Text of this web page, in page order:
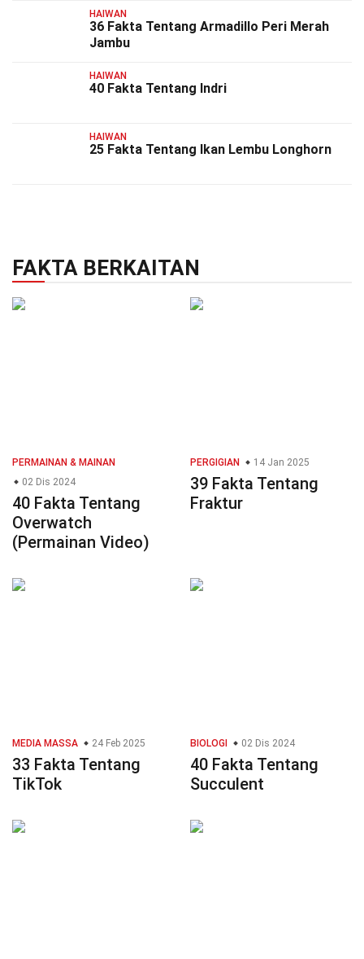
HAIWAN
36 Fakta Tentang Armadillo Peri Merah
Jambu
HAIWAN
40 Fakta Tentang Indri
HAIWAN
25 Fakta Tentang Ikan Lembu Longhorn
FAKTA BERKAITAN
PERMAINAN & MAINAN
02 Dis 2024
40 Fakta Tentang
Overwatch
(Permainan Video)
PERGIGIAN 14 Jan 2025
39 Fakta Tentang
Fraktur
MEDIA MASSA 24 Feb 2025
33 Fakta Tentang
TikTok
BIOLOGI 02 Dis 2024
40 Fakta Tentang
Succulent